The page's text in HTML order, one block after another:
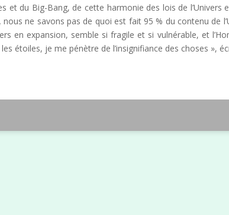
et du Big-Bang, de cette harmonie des lois de
ne savons pas de quoi est fait 95 % du contenu de
en expansion, semble si fragile et si vulnérable, et
étoiles, je me pénètre de l’insignifiance des choses »,